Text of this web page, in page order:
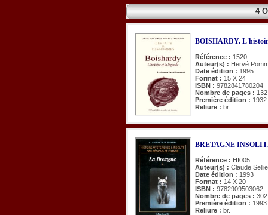
4
BOISHARDY.
Référence : 1520
Auteur(s) : Hervé
Date édition : 1995
Format : 15 X 24
ISBN : 9782841780204
Nombre de pages : 132
Première édition : 1932
Reliure : br.
BRETAGNE
Référence : HI005
Auteur(s) : Claude
Date édition : 1993
Format : 14 X 20
ISBN : 9782909503062
Nombre de pages : 302
Première édition : 1993
Reliure : br.